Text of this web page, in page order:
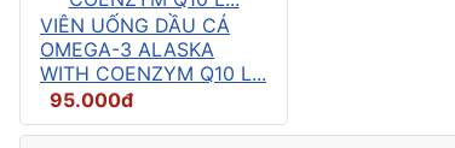
VIÊN UỐNG DẦU CÁ
OMEGA-3 ALASKA
WITH COENZYM Q10 L...
95.000đ